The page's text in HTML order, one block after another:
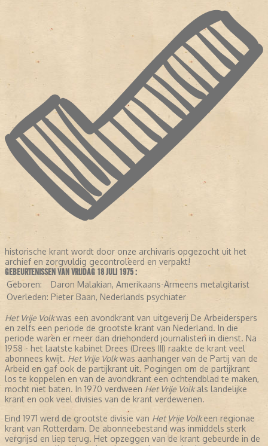
historische krant wordt door onze archivaris opgezocht uit het
archief en zorgvuldig gecontroleerd en verpakt!
GEBEURTENISSEN VAN VRIJDAG 18 JULI 1975 :
Geboren:
Daron Malakian, Amerikaans-Armeens metalgitarist
Overleden: Pieter Baan, Nederlands psychiater
Het Vrije Volkwas een avondkrant van uitgeverij De Arbeiderspers
en zelfs een periode de grootste krant van Nederland. In die
periode waren er meer dan driehonderd journalisten in dienst. Na
1958 - het laatste kabinet Drees (Drees III) raakte de krant veel
abonnees kwijt. Het Vrije Volkwas aanhanger van de Partij van de
Arbeid en gaf ook de partijkrant uit. Pogingen om de partijkrant
los te koppelen en van de avondkrant een ochtendblad te maken,
mocht niet baten. In 1970 verdween Het Vrije Volkals landelijke
krant en ook veel divisies van de krant verdewenen.
Eind 1971 werd de grootste divisie van Het Vrije Volkeen regionae
krant van Rotterdam. De abonneebestand was inmiddels sterk
vergrijsd en liep terug. Het opzeggen van de krant gebeurde in de